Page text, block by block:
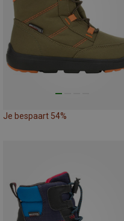
Je bespaart 54%